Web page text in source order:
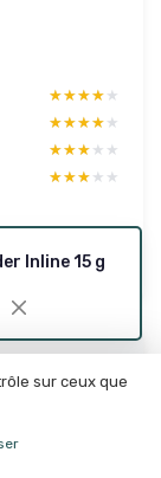
★★★★★
★★★★★
★★★★★
★★★★★
★★★★★
★★★★★
★★★★★
★★★★★
Inline 15 g
sur ceux que